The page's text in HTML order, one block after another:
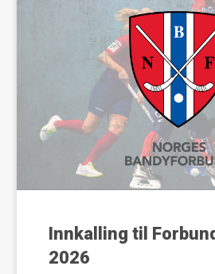
Innkalling til
2026